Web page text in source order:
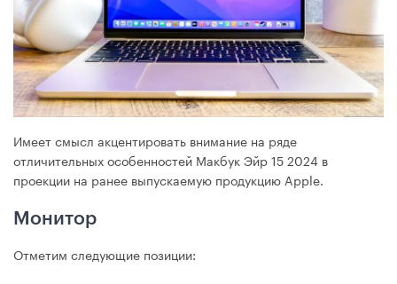
Имеет смысл акцентировать внимание на ряде
отличительных особенностей Макбук Эйр 15 2024 в
проекции на ранее выпускаемую продукцию Apple.
Монитор
Отметим следующие позиции: